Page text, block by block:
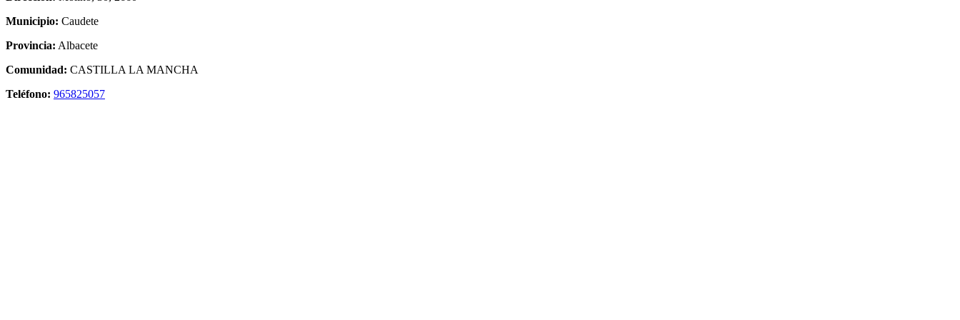
Municipio: Caudete
Provincia: Albacete
Comunidad: CASTILLA LA MANCHA
Teléfono: 965825057